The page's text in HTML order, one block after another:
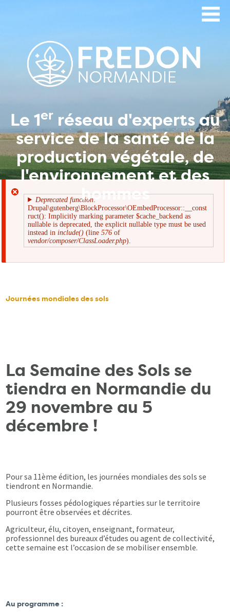
Le 1erréseau d'experts au
service de la santé de la
production végétale, de
l'environnement et des
hommes
Message
d'erreur
Deprecated function:
Drupal\gutenberg\BlockProcessor\OEmbedProcessor::__const
ruct(): Implicitly marking parameter $cache_backend as
nullable is deprecated, the explicit nullable type must be used
instead in include() (line576 of
vendor/composer/ClassLoader.php).
Journées mondiales des sols
La Semaine des Sols se
tiendra en Normandie du
29 novembre au 5
décembre !
Pour sa 11ème édition, les journées mondiales des sols se
tiendront en Normandie.
Plusieurs fosses pédologiques réparties sur le territoire
pourront être observées et décrites.
Agriculteur, élu, citoyen, enseignant, formateur,
professionnel des bureaux d’études ou agent de collectivité,
cette semaine est l’occasion de se mobiliser ensemble.
Au programme :